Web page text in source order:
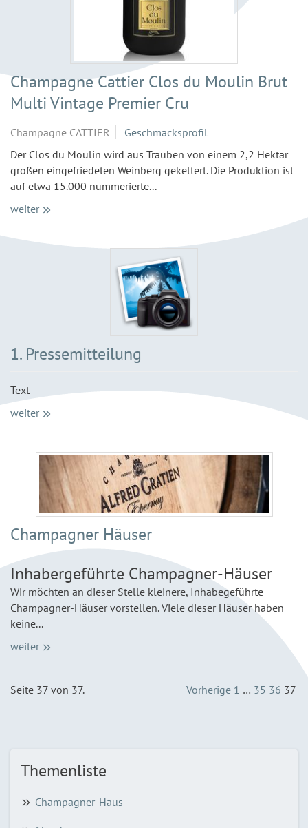
Champagne Cattier Clos du Moulin Brut
Multi Vintage Premier Cru
Champagne CATTIER
Geschmacksprofil
Der Clos du Moulin wird aus Trauben von einem 2,2 Hektar
großen eingefriedeten Weinberg gekeltert. Die Produktion ist
auf etwa 15.000 nummerierte...
weiter
1. Pressemitteilung
Text
weiter
Champagner Häuser
Inhabergeführte Champagner-Häuser
Wir möchten an dieser Stelle kleinere, Inhabegeführte
Champagner-Häuser vorstellen. Viele dieser Häuser haben
keine...
weiter
Seite 37 von 37. Vorherige 1 … 35 36 37
Themenliste
Champagner-Haus